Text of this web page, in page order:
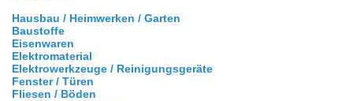
Hausbau / Heimwerken / Garten
Baustoffe
Eisenwaren
Elektromaterial
Elektrowerkzeuge / Reinigungsgeräte
Fenster / Türen
Fliesen / Böden